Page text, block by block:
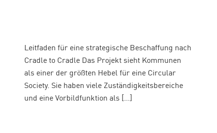
Leitfaden für eine strategische Beschaffung nach
Cradle to Cradle Das Projekt sieht Kommunen
als einer der größten Hebel für eine Circular
Society. Sie haben viele Zuständigkeitsbereiche
und eine Vorbildfunktion als […]